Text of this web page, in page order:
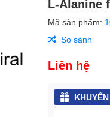
L-Alanine
Mã sản phẩm:
So sánh
Liên hệ